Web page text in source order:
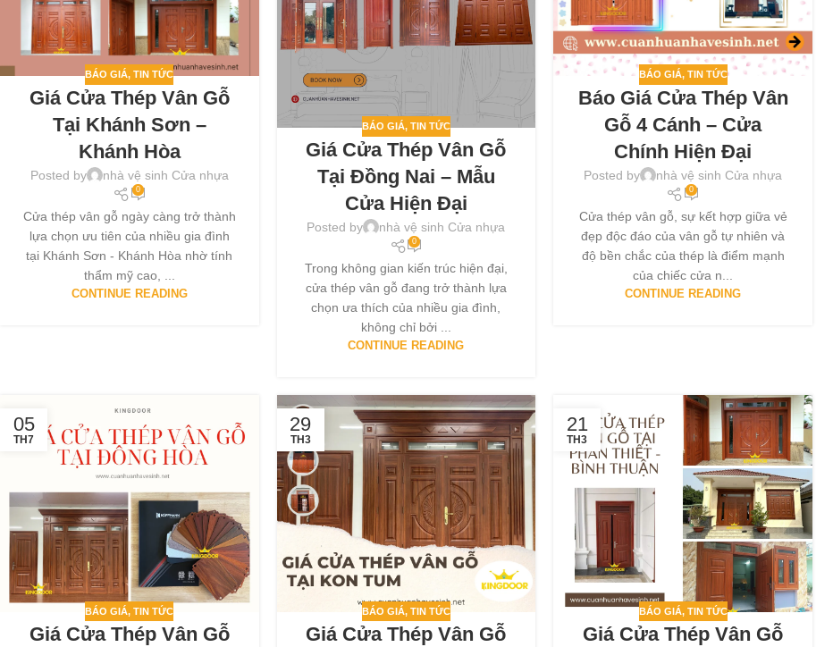
BÁO GIÁ,TIN TỨC
Giá Cửa Thép Vân Gỗ
Tại Khánh Sơn –
Khánh Hòa
Posted by nhà vệ sinh Cửa nhựa
0
Cửa thép vân gỗ ngày càng trở thành
lựa chọn ưu tiên của nhiều gia đình
tại Khánh Sơn - Khánh Hòa nhờ tính
thẩm mỹ cao, ...
CONTINUE READING
BÁO GIÁ, TIN TỨC
Giá Cửa Thép Vân Gỗ
Tại Đồng Nai – Mẫu
Cửa Hiện Đại
Posted by nhà vệ sinh Cửa nhựa
0
Trong không gian kiến trúc hiện đại,
cửa thép vân gỗ đang trở thành lựa
chọn ưa thích của nhiều gia đình,
không chỉ bởi ...
CONTINUE READING
BÁO GIÁ, TIN TỨC
Báo Giá Cửa Thép Vân
Gỗ 4 Cánh – Cửa
Chính Hiện Đại
Posted by nhà vệ sinh Cửa nhựa
0
Cửa thép vân gỗ, sự kết hợp giữa vẻ
đẹp độc đáo của vân gỗ tự nhiên và
độ bền chắc của thép là điểm mạnh
của chiếc cửa n...
CONTINUE READING
05
TH7
BÁO GIÁ,TIN TỨC
Giá Cửa Thép Vân Gỗ
29
TH3
BÁO GIÁ, TIN TỨC
Giá Cửa Thép Vân Gỗ
21
TH3
BÁO GIÁ, TIN TỨC
Giá Cửa Thép Vân Gỗ